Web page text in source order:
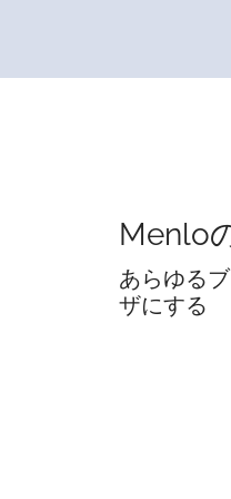
Menlo
あらゆる
ザにする